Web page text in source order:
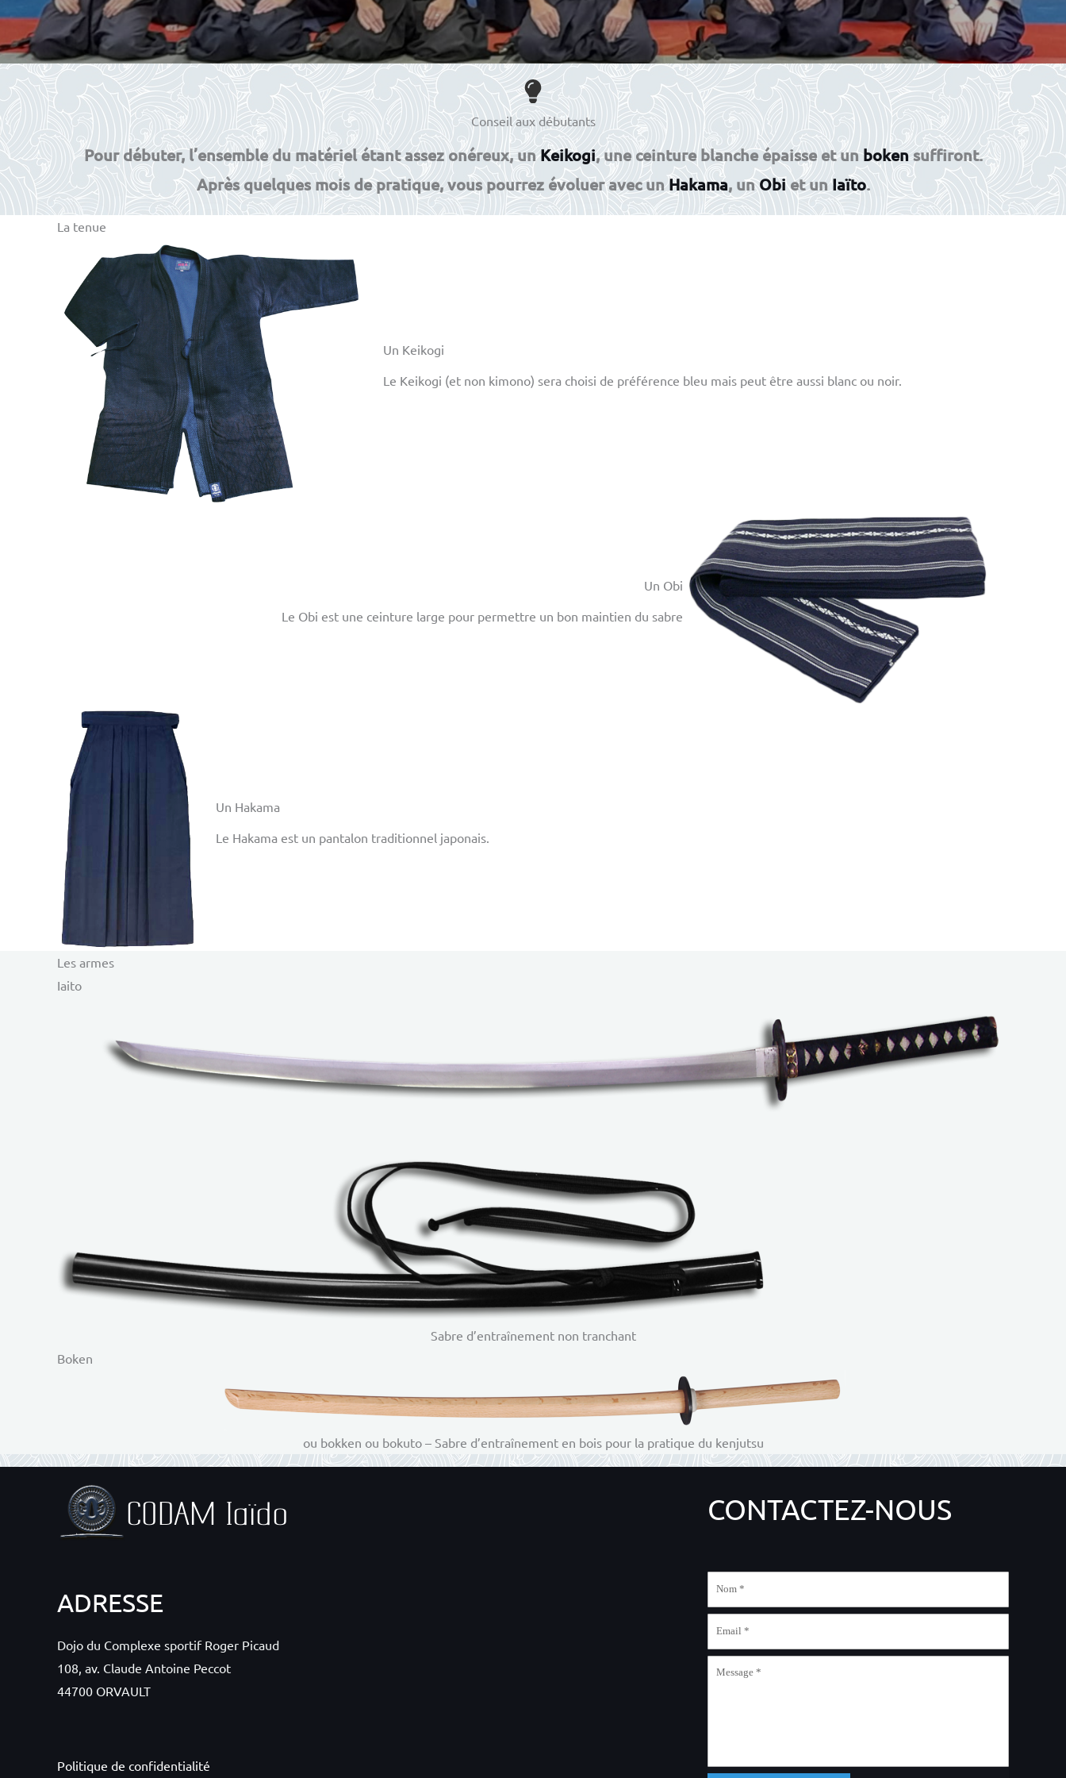
Conseil aux débutants
Pour débuter, l’ensemble du matériel étant assez onéreux, unKeikogi, une ceinture blanche épaisse et un bokensuffiront.
Après quelques mois de pratique, vous pourrez évoluer avec unHakama, unObiet unIaïto.
La tenue
Un Keikogi
Le Keikogi (et non kimono) sera choisi de préférence bleu mais peut être aussi blanc ou noir.
Un Obi
Le Obi est une ceinture large pour permettre un bon maintien du sabre
Un Hakama
Le Hakama est un pantalon traditionnel japonais.
Les armes
Iaito
Sabre d’entraînement non tranchant
Boken
ou bokken ou bokuto – Sabre d’entraînement en bois pour la pratique du kenjutsu
ADRESSE
Dojo du Complexe sportif Roger Picaud
108, av. Claude Antoine Peccot
44700 ORVAULT
Politique de confidentialité
CONTACTEZ-NOUS